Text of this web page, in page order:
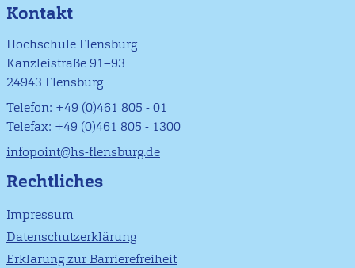
Kontakt
Hochschule Flensburg
Kanzleistraße 91–93
24943 Flensburg
Telefon: +49 (0)461 805 - 01
Telefax: +49 (0)461 805 - 1300
infopoint@hs-flensburg.de
Rechtliches
Impressum
Datenschutzerklärung
Erklärung zur Barrierefreiheit